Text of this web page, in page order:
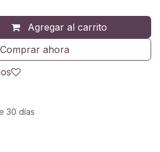
Agregar al carrito
Comprar ahora
30 días